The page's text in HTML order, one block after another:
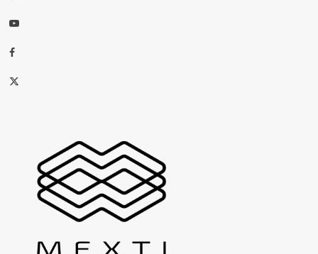
Youtube
Facebook
X